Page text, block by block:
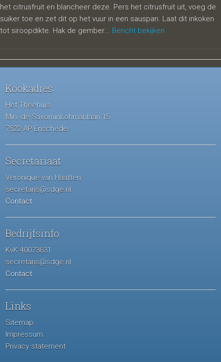
het citrusfruit en blancheer deze. Pers het citrusfruit uit, voeg de
suiker toe en zet dit op het vuur in een sauspan. Laat dit inkoken
tot siroopdikte. Hak de gember... Bericht bekijken
Kookadres
Het Theehuis
Min. de SavorninLohmanlaan 15
7522 AP Enschede
Secretariaat
Veronique van Haaften
secretaris@sdge.nl
Contact
Bedrijfsinfo
KvK 40073631
secretaris@sdge.nl
Contact
Links
Sitemap
Impressum
Privacy statement